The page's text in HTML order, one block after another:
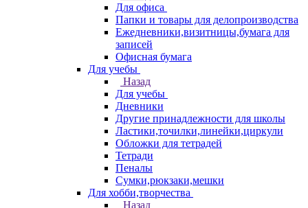
Для офиса
Папки и товары для делопроизводства
Ежедневники,визитницы,бумага для
записей
Офисная бумага
Для учебы
Назад
Для учебы
Дневники
Другие принадлежности для школы
Ластики,точилки,линейки,циркули
Обложки для тетрадей
Тетради
Пеналы
Сумки,рюкзаки,мешки
Для хобби,творчества
Назад